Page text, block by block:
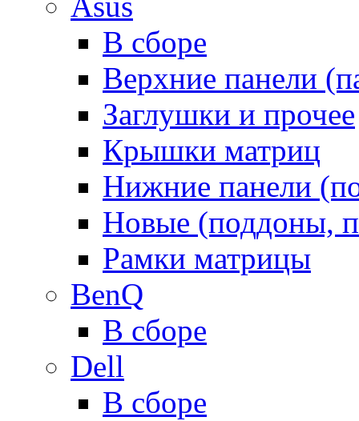
В сборе
Верхние панели
Заглушки и прочее
Крышки матриц
Нижние панели
Новые (поддоны,
Рамки матрицы
BenQ
В сборе
Dell
В сборе